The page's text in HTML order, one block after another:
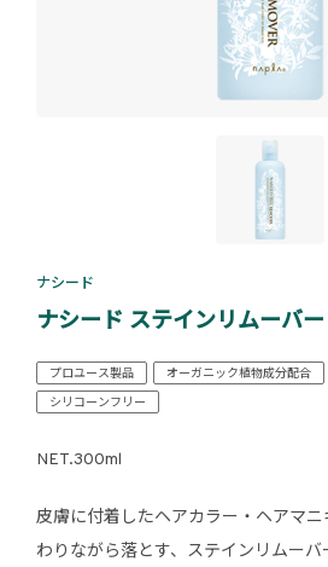
ナシード
ナシード ステインリムーバー
プロユース製品 オーガニック植物成分配合
シリコーンフリー
NET.300ml
皮膚に付着したヘアカラー・ヘアマ
わりながら落とす、ステインリムーバ